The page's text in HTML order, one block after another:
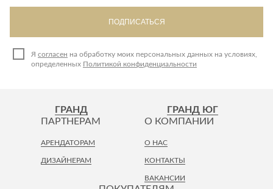
ПОДПИСАТЬСЯ
Я согласен на обработку моих персональных данных на условиях,
определенных Политикой конфиденциальности
ГРАНД ГРАНД ЮГ
ПАРТНЕРАМ
АРЕНДАТОРАМ
ДИЗАЙНЕРАМ
О КОМПАНИИ
О НАС
КОНТАКТЫ
ВАКАНСИИ